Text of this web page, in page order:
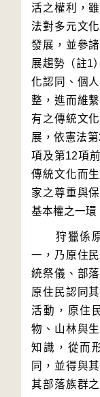
活之權利，
法對多元文
發展，並參
展趨勢（註1
化認同、個
整，進而維
有之傳統文
展，依憲法
項及第12項
傳統文化而
家之尊重與
狩獵係原
一，乃原住
統祭儀、部
原住民認同
活動，原住
物、山林與
知識，從而
同，並得與
其部落族群